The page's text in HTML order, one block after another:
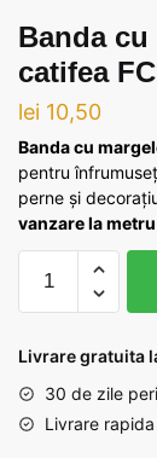
Banda
catifea
lei 10,50
Banda cu
pentru
perne și
vanzare la
Banda
margele
in
catifea
Livrare gratuita
30 de zile
Livrare rapida